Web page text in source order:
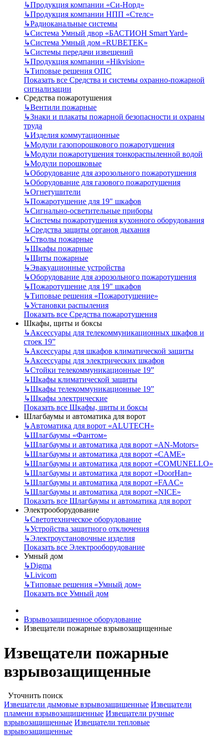
↳Продукция компании «Си-Норд»
↳Продукция компании НПП «Стелс»
↳Радиоканальные системы
↳Система Умный двор «БАСТИОН Smart Yard»
↳Система Умный дом «RUBETEK»
↳Системы передачи извещений
↳Продукция компании «Hikvision»
↳Типовые решения ОПС
Показать все Средства и системы охранно-пожарной
сигнализации
Средства пожаротушения
↳Вентили пожарные
↳Знаки и плакаты пожарной безопасности и охраны
труда
↳Изделия коммутационные
↳Модули газопорошкового пожаротушения
↳Модули пожаротушения тонкораспыленной водой
↳Модули порошковые
↳Оборудование для аэрозольного пожаротушения
↳Оборудование для газового пожаротушения
↳Огнетушители
↳Пожаротушение для 19" шкафов
↳Сигнально-осветительные приборы
↳Системы пожаротушения кухонного оборудования
↳Средства защиты органов дыхания
↳Стволы пожарные
↳Шкафы пожарные
↳Щиты пожарные
↳Эвакуационные устройства
↳Оборудование для аэрозольного пожаротушения
↳Пожаротушение для 19" шкафов
↳Типовые решения «Пожаротушение»
↳Установки распыления
Показать все Средства пожаротушения
Шкафы, щиты и боксы
↳Аксессуары для телекоммуникационных шкафов и
стоек 19”
↳Аксессуары для шкафов климатической защиты
↳Аксессуары для электрических шкафов
↳Стойки телекоммуникационные 19”
↳Шкафы климатической защиты
↳Шкафы телекоммуникационные 19”
↳Шкафы электрические
Показать все Шкафы, щиты и боксы
Шлагбаумы и автоматика для ворот
↳Автоматика для ворот «ALUTECH»
↳Шлагбаумы «Фантом»
↳Шлагбаумы и автоматика для ворот «AN-Motors»
↳Шлагбаумы и автоматика для ворот «CAME»
↳Шлагбаумы и автоматика для ворот «COMUNELLO»
↳Шлагбаумы и автоматика для ворот «DoorHan»
↳Шлагбаумы и автоматика для ворот «FAAC»
↳Шлагбаумы и автоматика для ворот «NICE»
Показать все Шлагбаумы и автоматика для ворот
Электрооборудование
↳Светотехническое оборудование
↳Устройства защитного отключения
↳Электроустановочные изделия
Показать все Электрооборудование
Умный дом
↳Digma
↳Livicom
↳Типовые решения «Умный дом»
Показать все Умный дом
Взрывозащищенное оборудование
Извещатели пожарные взрывозащищенные
Извещатели пожарные
взрывозащищенные
Уточнить поиск
Извещатели дымовые взрывозащищенные Извещатели
пламени взрывозащищенные Извещатели ручные
взрывозащищенные Извещатели тепловые
взрывозащищенные